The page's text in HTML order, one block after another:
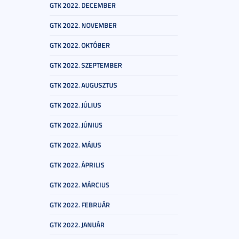
GTK 2022. DECEMBER
GTK 2022. NOVEMBER
GTK 2022. OKTÓBER
GTK 2022. SZEPTEMBER
GTK 2022. AUGUSZTUS
GTK 2022. JÚLIUS
GTK 2022. JÚNIUS
GTK 2022. MÁJUS
GTK 2022. ÁPRILIS
GTK 2022. MÁRCIUS
GTK 2022. FEBRUÁR
GTK 2022. JANUÁR